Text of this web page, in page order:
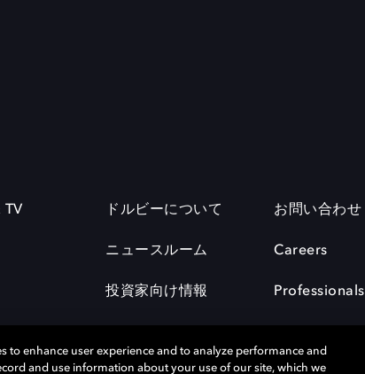
TV ドルビーについて
ニュースルーム
投資家向け情報
お問い合わせ
Careers
Professionals
to enhance user experience and to analyze performance and
and use information about your use of our site, which we